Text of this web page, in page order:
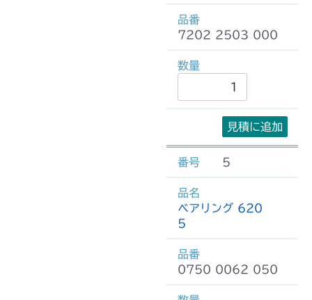
7202 2503 000
見積に追加
5
ベアリング 620
5
0750 0062 050